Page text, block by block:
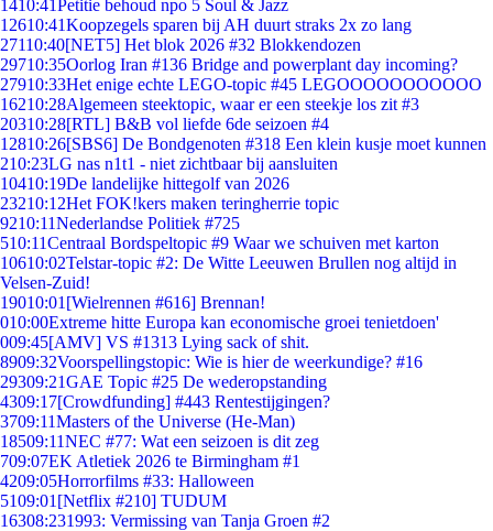
1410:41Petitie behoud npo 5 Soul & Jazz
12610:41Koopzegels sparen bij AH duurt straks 2x zo lang
27110:40[NET5] Het blok 2026 #32 Blokkendozen
29710:35Oorlog Iran #136 Bridge and powerplant day incoming?
27910:33Het enige echte LEGO-topic #45 LEGOOOOOOOOOOO
16210:28Algemeen steektopic, waar er een steekje los zit #3
20310:28[RTL] B&B vol liefde 6de seizoen #4
12810:26[SBS6] De Bondgenoten #318 Een klein kusje moet kunnen
210:23LG nas n1t1 - niet zichtbaar bij aansluiten
10410:19De landelijke hittegolf van 2026
23210:12Het FOK!kers maken teringherrie topic
9210:11Nederlandse Politiek #725
510:11Centraal Bordspeltopic #9 Waar we schuiven met karton
10610:02Telstar-topic #2: De Witte Leeuwen Brullen nog altijd in
Velsen-Zuid!
19010:01 [Wielrennen #616] Brennan!
010:00Extreme hitte Europa kan economische groei tenietdoen'
009:45[AMV] VS #1313 Lying sack of shit.
8909:32Voorspellingstopic: Wie is hier de weerkundige? #16
29309:21GAE Topic #25 De wederopstanding
4309:17[Crowdfunding] #443 Rentestijgingen?
3709:11Masters of the Universe (He-Man)
18509:11NEC #77: Wat een seizoen is dit zeg
709:07EK Atletiek 2026 te Birmingham #1
4209:05Horrorfilms #33: Halloween
5109:01 [Netflix #210] TUDUM
16308:231993: Vermissing van Tanja Groen #2